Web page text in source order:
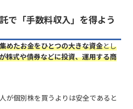
で「手数料収入」を得よう
めたお金をひとつの大きな資金とし
株式や債券などに投資、運用する商
が個別株を買うよりは安全であると